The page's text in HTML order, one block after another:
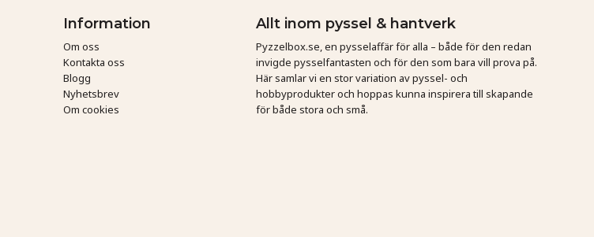
Information
Om oss
Kontakta oss
Blogg
Nyhetsbrev
Om cookies
Allt inom pyssel & hantverk
Pyzzelbox.se, en pysselaffär för alla – både för den redan
invigde pysselfantasten och för den som bara vill prova på.
Här samlar vi en stor variation av pyssel- och
hobbyprodukter och hoppas kunna inspirera till skapande
för både stora och små.